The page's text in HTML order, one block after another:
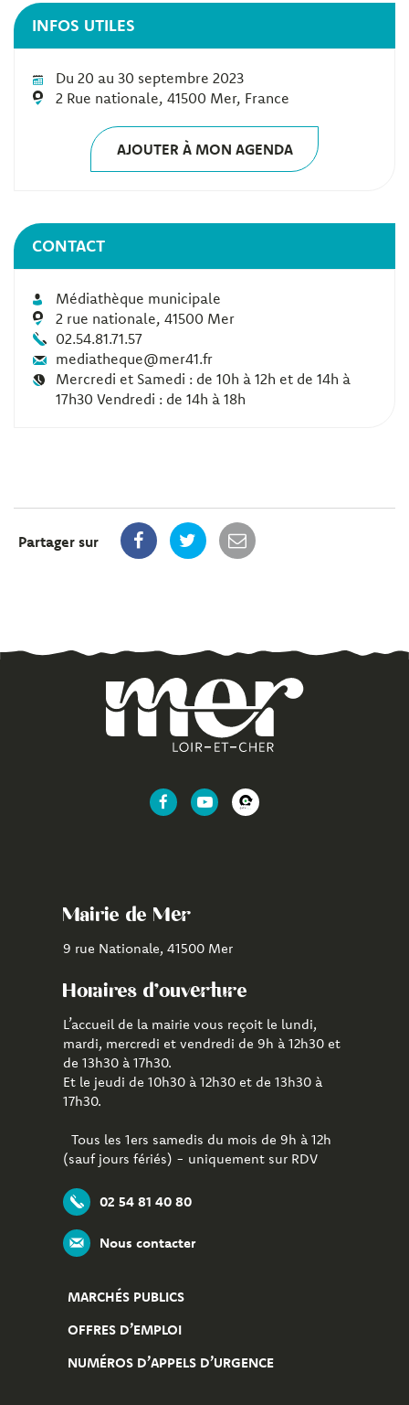
INFOS UTILES
Du 20 au 30 septembre 2023
2 Rue nationale, 41500 Mer, France
AJOUTER À MON AGENDA
CONTACT
Médiathèque municipale
2 rue nationale, 41500 Mer
02.54.81.71.57
mediatheque@mer41.fr
Mercredi et Samedi : de 10h à 12h et de 14h à
17h30 Vendredi : de 14h à 18h
Partager sur
Lien
Lien
Lien
Mairie de Mer
9 rue Nationale, 41500 Mer
Horaires d'ouverture
L’accueil de la mairie vous reçoit le lundi,
mardi, mercredi et vendredi de 9h à 12h30 et
de 13h30 à 17h30.
Et le jeudi de 10h30 à 12h30 et de 13h30 à
17h30.
Tous les 1ers samedis du mois de 9h à 12h
(sauf jours fériés) - uniquement sur RDV
02 54 81 40 80
Nous contacter
MARCHÉS PUBLICS
OFFRES D’EMPLOI
NUMÉROS D’APPELS D’URGENCE